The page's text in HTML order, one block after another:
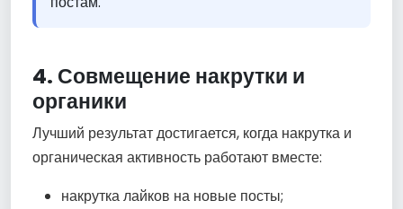
4. Совмещение накрутки и
органики
Лучший результат достигается, когда накрутка и
органическая активность работают вместе:
накрутка лайков на новые посты;